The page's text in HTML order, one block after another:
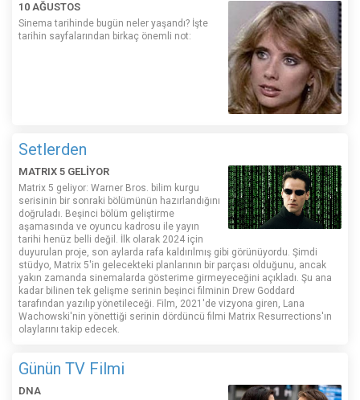
10 AĞUSTOS
Sinema tarihinde bugün neler yaşandı? İşte
tarihin sayfalarından birkaç önemli not:
Setlerden
MATRIX 5 GELİYOR
Matrix 5 geliyor: Warner Bros. bilim kurgu
serisinin bir sonraki bölümünün hazırlandığını
doğruladı. Beşinci bölüm geliştirme
aşamasında ve oyuncu kadrosu ile yayın
tarihi henüz belli değil. İlk olarak 2024 için
duyurulan proje, son aylarda rafa kaldırılmış gibi görünüyordu. Şimdi
stüdyo, Matrix 5'in gelecekteki planlarının bir parçası olduğunu, ancak
yakın zamanda sinemalarda gösterime girmeyeceğini açıkladı. Şu ana
kadar bilinen tek gelişme serinin beşinci filminin Drew Goddard
tarafından yazılıp yönetileceği. Film, 2021'de vizyona giren, Lana
Wachowski'nin yönettiği serinin dördüncü filmi Matrix Resurrections'ın
olaylarını takip edecek.
Günün TV Filmi
DNA